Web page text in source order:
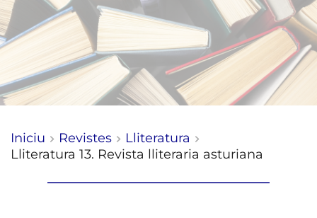
Iniciu Revistes
Lliteratura
Lliteratura 13. Revista lliteraria asturiana